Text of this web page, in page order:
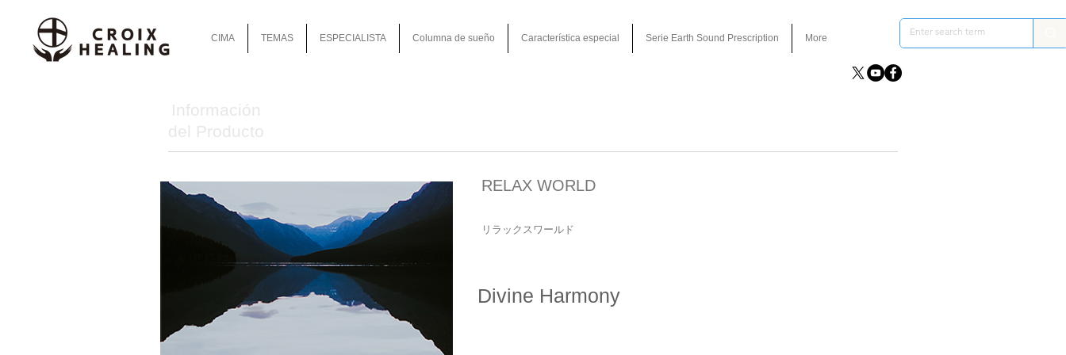
CIMA TEMAS ESPECIALISTA Columna de sueño Característica especial Serie Earth Sound Prescription More
Información
del Producto
RELAX WORLD
リラックスワールド
Divine Harmony